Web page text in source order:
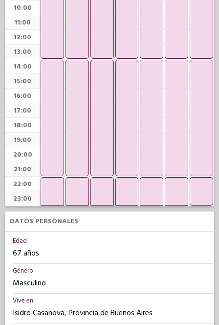
10:00
11:00
12:00
13:00
14:00
15:00
16:00
17:00
18:00
19:00
20:00
21:00
22:00
23:00
DATOS PERSONALES
Edad
67 años
Género
Masculino
Vive en
Isidro Casanova, Provincia de Buenos Aires